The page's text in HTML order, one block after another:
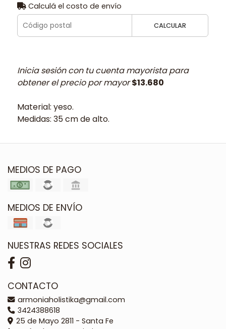
Calculá el costo de envío
CALCULAR
Inicia sesión con tu cuenta mayorista para
obtener el precio por mayor$13.680
Material: yeso.
Medidas: 35 cm de alto.
MEDIOS DE PAGO
MEDIOS DE ENVÍO
NUESTRAS REDES SOCIALES
CONTACTO
armoniaholistika@gmail.com
3424388618
25 de Mayo 2811 - Santa Fe